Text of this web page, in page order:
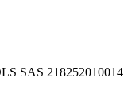
SAS 218252010014